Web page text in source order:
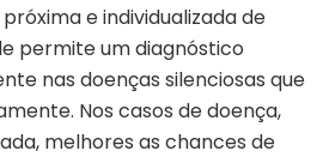
e individualizada de
permite um diagnóstico
nas doenças silenciosas que
Nos casos de doença,
melhores as chances de